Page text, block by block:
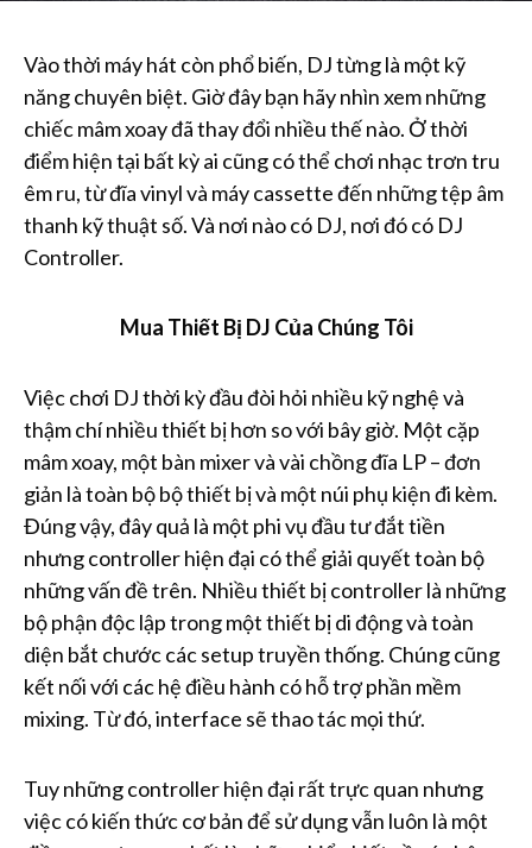
Vào thời máy hát còn phổ biến, DJ từng là một kỹ
năng chuyên biệt. Giờ đây bạn hãy nhìn xem những
chiếc mâm xoay đã thay đổi nhiều thế nào. Ở thời
điểm hiện tại bất kỳ ai cũng có thể chơi nhạc trơn tru
êm ru, từ đĩa vinyl và máy cassette đến những tệp âm
thanh kỹ thuật số. Và nơi nào có DJ, nơi đó có DJ
Controller.
Mua Thiết Bị DJ Của Chúng Tôi
Việc chơi DJ thời kỳ đầu đòi hỏi nhiều kỹ nghệ và
thậm chí nhiều thiết bị hơn so với bây giờ. Một cặp
mâm xoay, một bàn mixer và vài chồng đĩa LP – đơn
giản là toàn bộ bộ thiết bị và một núi phụ kiện đi kèm.
Đúng vậy, đây quả là một phi vụ đầu tư đắt tiền
nhưng controller hiện đại có thể giải quyết toàn bộ
những vấn đề trên. Nhiều thiết bị controller là những
bộ phận độc lập trong một thiết bị di động và toàn
diện bắt chước các setup truyền thống. Chúng cũng
kết nối với các hệ điều hành có hỗ trợ phần mềm
mixing. Từ đó, interface sẽ thao tác mọi thứ.
Tuy những controller hiện đại rất trực quan nhưng
việc có kiến thức cơ bản để sử dụng vẫn luôn là một